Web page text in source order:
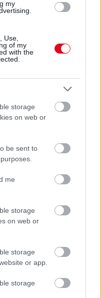
my
Use,
of my
with the
storage
on web or
be sent to
me
storage
on web or
storage
or app.
storage
ez a hiányállapot – az
fontos dologra